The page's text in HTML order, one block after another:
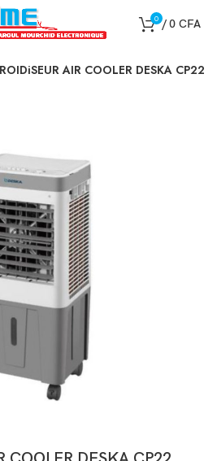
0 /0 CFA
AIR COOLER DESKA CP22